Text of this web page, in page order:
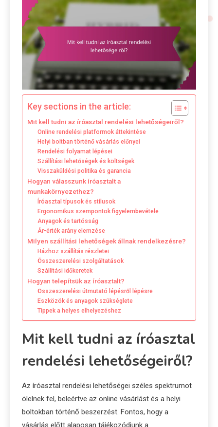
Key sections in the article:
Mit kell tudni az íróasztal rendelési lehetőségeiről?
Online rendelési platformok áttekintése
Helyi boltban történő vásárlás előnyei
Rendelési folyamat lépései
Szállítási lehetőségek és költségek
Visszaküldési politika és garancia
Hogyan válasszunk íróasztalt a
munkakörnyezethez?
Íróasztal típusok és stílusok
Ergonomikus szempontok figyelembevétele
Anyagok és tartósság
Ár-érték arány elemzése
Milyen szállítási lehetőségek állnak rendelkezésre?
Házhoz szállítás részletei
Összeszerelési szolgáltatások
Szállítási időkeretek
Hogyan telepítsük az íróasztalt?
Összeszerelési útmutató lépésről lépésre
Eszközök és anyagok szükséglete
Tippek a helyes elhelyezéshez
Mit kell tudni az íróasztal
rendelési lehetőségeiről?
Az íróasztal rendelési lehetőségei széles spektrumot
ölelnek fel, beleértve az online vásárlást és a helyi
boltokban történő beszerzést. Fontos, hogy a
vásárlás előtt alaposan tájékozódjunk a